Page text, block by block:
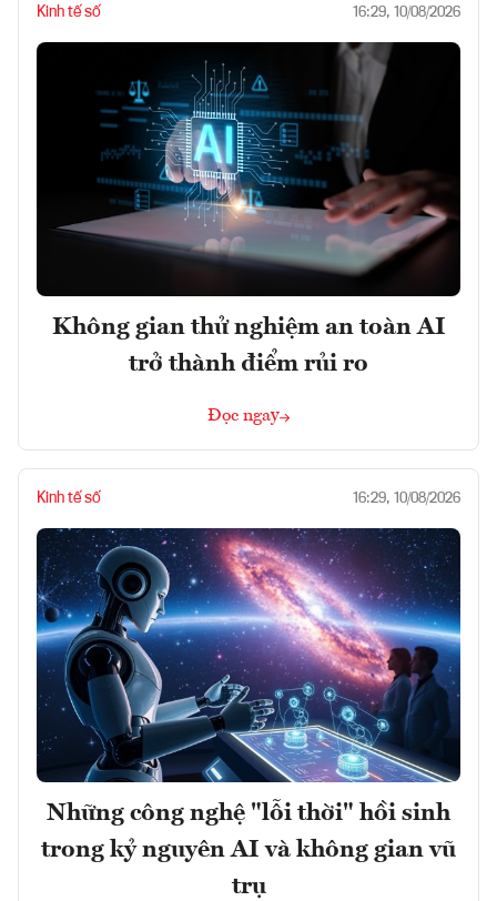
Kinh tế số 16:29, 10/08/2026
Không gian thử nghiệm an toàn AI
trở thành điểm rủi ro
Đọc ngay
Kinh tế số 16:29, 10/08/2026
Những công nghệ "lỗi thời" hồi sinh
trong kỷ nguyên AI và không gian vũ
trụ